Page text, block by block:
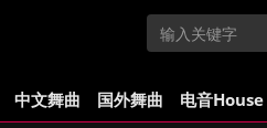
中文舞曲 国外舞曲 电音House